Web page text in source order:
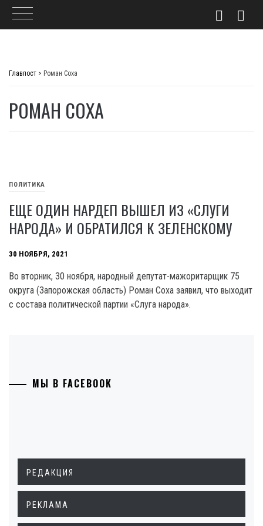
Главпост > Роман Соха
РОМАН СОХА
ПОЛИТИКА
ЕЩЕ ОДИН НАРДЕП ВЫШЕЛ ИЗ «СЛУГИ
НАРОДА» И ОБРАТИЛСЯ К ЗЕЛЕНСКОМУ
30 НОЯБРЯ, 2021
Во вторник, 30 ноября, народный депутат-мажоритарщик 75
округа (Запорожская область) Роман Соха заявил, что выходит
с состава политической партии «Слуга народа».
МЫ В FACEBOOK
РЕДАКЦИЯ
РЕКЛАМА